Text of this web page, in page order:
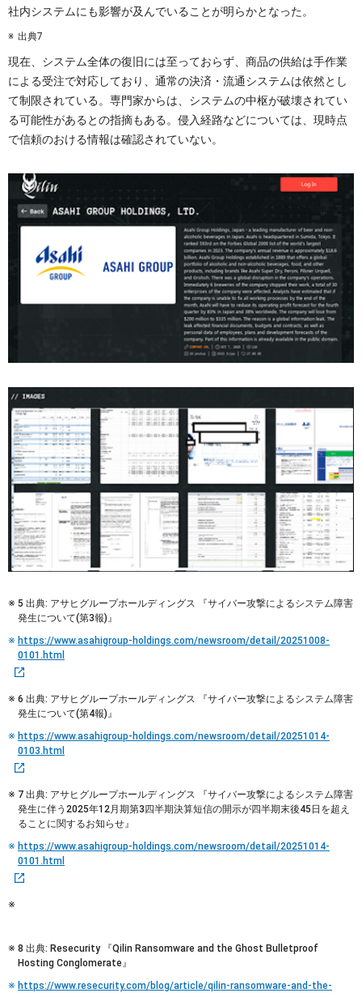
社内システムにも影響が及んでいることが明らかとなった。
出典7
現在、システム全体の復旧には至っておらず、商品の供給は手作業
による受注で対応しており、通常の決済・流通システムは依然とし
て制限されている。専門家からは、システムの中枢が破壊されてい
る可能性があるとの指摘もある。侵入経路などについては、現時点
で信頼のおける情報は確認されていない。
5 出典: アサヒグループホールディングス 『サイバー攻撃によるシステム障害
発生について(第3報)』
https://www.asahigroup-holdings.com/newsroom/detail/20251008-
0101.html
6 出典: アサヒグループホールディングス 『サイバー攻撃によるシステム障害
発生について(第4報)』
https://www.asahigroup-holdings.com/newsroom/detail/20251014-
0103.html
7 出典: アサヒグループホールディングス 『サイバー攻撃によるシステム障害
発生に伴う2025年12月期第3四半期決算短信の開示が四半期末後45日を超え
ることに関するお知らせ』
https://www.asahigroup-holdings.com/newsroom/detail/20251014-
0101.html
8 出典: Resecurity 『Qilin Ransomware and the Ghost Bulletproof
Hosting Conglomerate』
https://www.resecurity.com/blog/article/qilin-ransomware-and-the-